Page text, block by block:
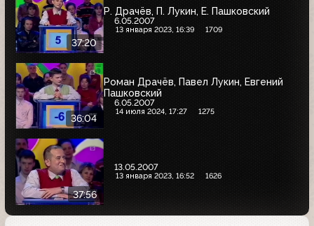
37:20
Р. Драчёв, П. Лукин, Е. Пашковский
6.05.2007
13 января 2023, 16:39 1709
36:04
Роман Драчёв, Павел Лукин, Евгений
Пашковский
6.05.2007
14 июля 2024, 17:27 1275
37:56
13.05.2007
13 января 2023, 16:52 1626